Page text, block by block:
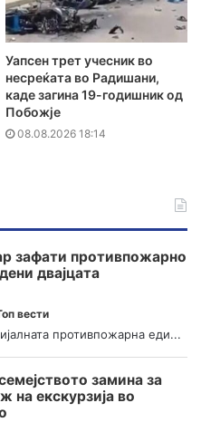
Уапсен трет учесник во
несреќата во Радишани,
каде загина 19-годишник од
Побожје
08.08.2026 18:14
зафати противпожарно
двајцата
вести
противпожарна еди...
замина за
на екскурзија во